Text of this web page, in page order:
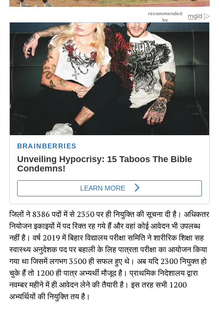
जिलों ने 8386 पदों में से 2350 पर ही नियुक्ति की सूचना दी है। अधिकतर
नियोजन इकाइयों में पद रिक्त रह गये हैं और वहां कोई आवेदन भी उपलब्ध
नहीं है। वर्ष 2019 में बिहार विद्यालय परीक्षा समिति ने शारीरिक शिक्षा सह
स्वास्थ्य अनुदेशक पद पर बहाली के लिह पात्रता परीक्षा का आयोजन किया
गया था जिसमें लगभग 3500 ही सफल हुए थे। अब यदि 2300 नियुक्त हो
चुके हैं तो 1200 ही पात्र अभ्यर्थी मौजूद है। प्राथमिक निदेशालय द्वारा
नवम्बर महीने में ही आवेदन लेने की तैयारी है। इस तरह सभी 1200
अभ्यर्थियों की नियुक्ति तय है।